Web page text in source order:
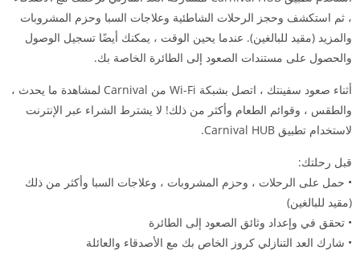
، ثم استكشف وحجز الرحلات الشاطئية وعلاجات السبا وحزم المشروبات
والمزيد (مقيد للبالغين). عندما يحين الوقت ، يمكنك أيضًا تسجيل الوصول
والحصول على مستندات الصعود إلى الطائرة الخاصة بك.
أثناء صعود سفينتك ، اتصل بشبكة Wi-Fi من Carnival لمشاهدة ما يحدث ،
والطقس ، وقوائم الطعام وأكثر من ذلك! لا يشترط الشراء عبر الإنترنت
لاستخدام تطبيق Carnival HUB.
قبل رحلتك:
• حمل على الرحلات ، وحزم المشروبات ، وعلاجات السبا وأكثر من ذلك
(مقيد للبالغين)
• تحقق في وإعداد وثائق الصعود إلى الطائرة
• شارك العد التنازلي كروز الخاص بك مع الأصدقاء والعائلة